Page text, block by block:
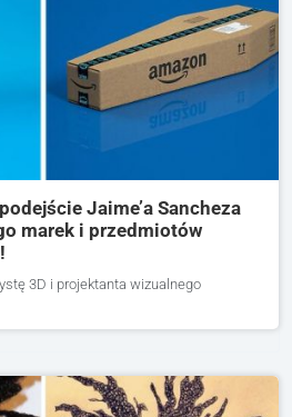
Jaime’a Sancheza
marek i przedmiotów
3D i projektanta wizualnego